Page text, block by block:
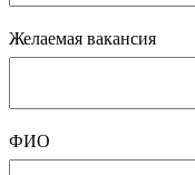
Желаемая вакансия
ФИО